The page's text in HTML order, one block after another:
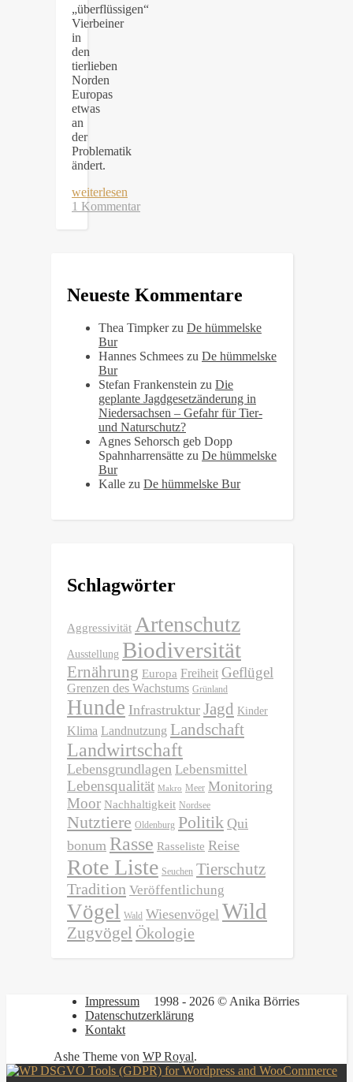
„überflüssigen“
Vierbeiner
in
den
tierlieben
Norden
Europas
etwas
an
der
Problematik
ändert.
weiterlesen
1 Kommentar
Neueste Kommentare
Thea Timpkerzu De hümmelske
Bur
Hannes Schmees zu De hümmelske
Bur
Stefan Frankenstein zu Die
geplante Jagdgesetzänderung in
Niedersachsen – Gefahr für Tier-
und Naturschutz?
Agnes Sehorsch geb Dopp
Spahnharrensätte zu De hümmelske
Bur
Kalle zu De hümmelske Bur
Schlagwörter
Aggressivität Artenschutz
Ausstellung Biodiversität
Ernährung Europa Freiheit Geflügel
Grenzen des Wachstums Grünland
Hunde Infrastruktur Jagd Kinder
Klima Landnutzung Landschaft
Landwirtschaft
Lebensgrundlagen Lebensmittel
Lebensqualität Makro Meer Monitoring
Moor Nachhaltigkeit Nordsee
Nutztiere Oldenburg Politik Qui
bonum Rasse Rasseliste Reise
Rote Liste Seuchen Tierschutz
Tradition Veröffentlichung
Vögel Wald Wiesenvögel Wild
Zugvögel Ökologie
1998 - 2026 © Anika Börries
Impressum
Datenschutzerklärung
Kontakt
Ashe Theme von WP Royal.